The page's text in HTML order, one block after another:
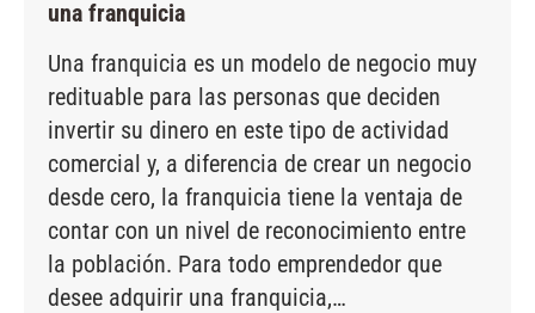
una franquicia
Una franquicia es un modelo de negocio muy
redituable para las personas que deciden
invertir su dinero en este tipo de actividad
comercial y, a diferencia de crear un negocio
desde cero, la franquicia tiene la ventaja de
contar con un nivel de reconocimiento entre
la población. Para todo emprendedor que
desee adquirir una franquicia,…